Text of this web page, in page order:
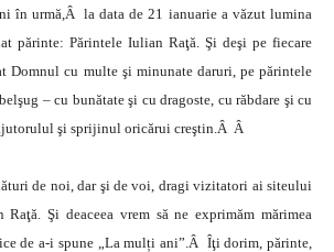
în urmă,Â la data de 21 ianuarie a văzut lumina
părinte: Părintele Iulian Raţă. Şi deşi pe fiecare
Domnul cu multe şi minunate daruri, pe părintele
– cu bunătate şi cu dragoste, cu răbdare şi cu
şi sprijinul oricărui creştin.Â Â
de noi, dar şi de voi, dragi vizitatori ai siteului
Raţă. Şi deaceea vrem să ne exprimăm mărimea
de a-i spune „La mulți ani”.Â Îţi dorim, părinte,